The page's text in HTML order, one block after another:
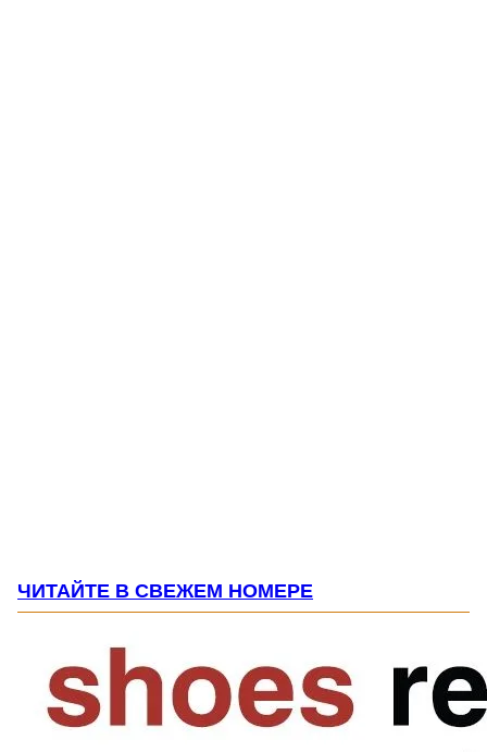
ЧИТАЙТЕ В СВЕЖЕМ НОМЕРЕ